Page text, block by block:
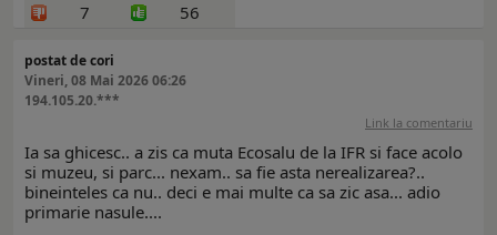
7
56
postat de cori
Vineri, 08 Mai 2026 06:26
194.105.20.***
Link la comentariu
Ia sa ghicesc.. a zis ca muta Ecosalu de la IFR si face acolo
si muzeu, si parc... nexam.. sa fie asta nerealizarea?..
bineinteles ca nu.. deci e mai multe ca sa zic asa... adio
primarie nasule....